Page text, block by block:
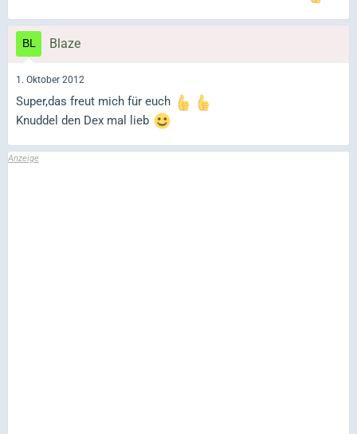
Blaze
1. Oktober 2012
Super,das freut mich für euch
Knuddel den Dex mal lieb